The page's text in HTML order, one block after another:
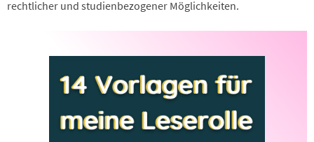
rechtlicher und studienbezogener Möglichkeiten.